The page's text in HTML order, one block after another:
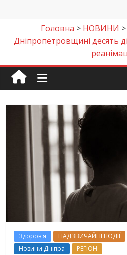
Головна > НОВИНИ
Дніпропетровщині десять
Здоров'я НАДЗВИЧАЙНІ ПОДІЇ
Новини Дніпра
РЕГІОН